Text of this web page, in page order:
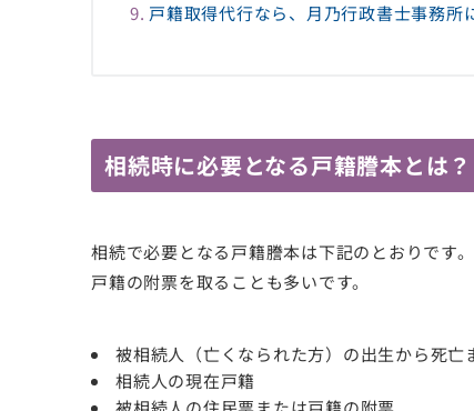
戸籍取得代行なら、月乃行政書士事務所
相続時に必要となる戸籍謄本とは？
相続で必要となる戸籍謄本は下記のとおりです
戸籍の附票を取ることも多いです。
被相続人（亡くなられた方）の出生から死亡
相続人の現在戸籍